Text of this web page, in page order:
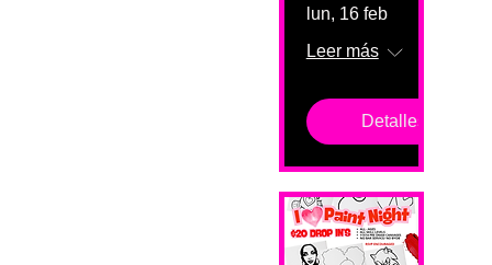
lun, 16 feb
Leer más
Detalles